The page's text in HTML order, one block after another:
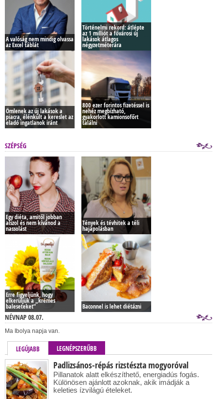
A valóság nem mindig olvassa
az Excel táblát
Történelmi rekord: átlépte
az 1 milliót a fővárosi új
lakások átlagos
négyzetméterára
Ömlenek az új lakások a
piacra, élénkült a kereslet az
eladó ingatlanok iránt
800 ezer forintos fizetéssel is
nehéz megbízható,
gyakorlott kamionsofőrt
találni
SZÉPSÉG
Egy diéta, amitől jobban
alszol és nem kívánod a
nassolást
Tények és tévhitek a téli
hajápolásban
Erre figyeljünk, hogy
elkerüljük a „krémes
baleseteket” Baconnel is lehet diétázni
NÉVNAP 08.07.
Ma Ibolya napja van.
LEGÚJABB LEGNÉPSZERŰBB
Padlizsános-répás rizstészta mogyoróval
Pillanatok alatt elkészíthető, energiadús fogás.
Különösen ajánlott azoknak, akik imádják a
keleties ízvilágú ételeket.